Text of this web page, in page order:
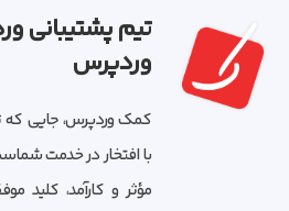
تیم پشتیبانی
وردپرس
کمک وردپرس، جایی که
با افتخار در خدمت
مؤثر و کارآمد، کلید